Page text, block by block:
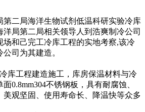
第二局海洋生物试剂低温科研实验冷库
局第二局相关领导人到浩爽制冷公司
场和己完工冷库工程的实地考察,该冷
司为其建造。
库工程建造施工，库房保温材料与冷
0.8mm304不锈钢板，具有耐腐蚀、
美观坚固、使用寿命长、降温快等众多